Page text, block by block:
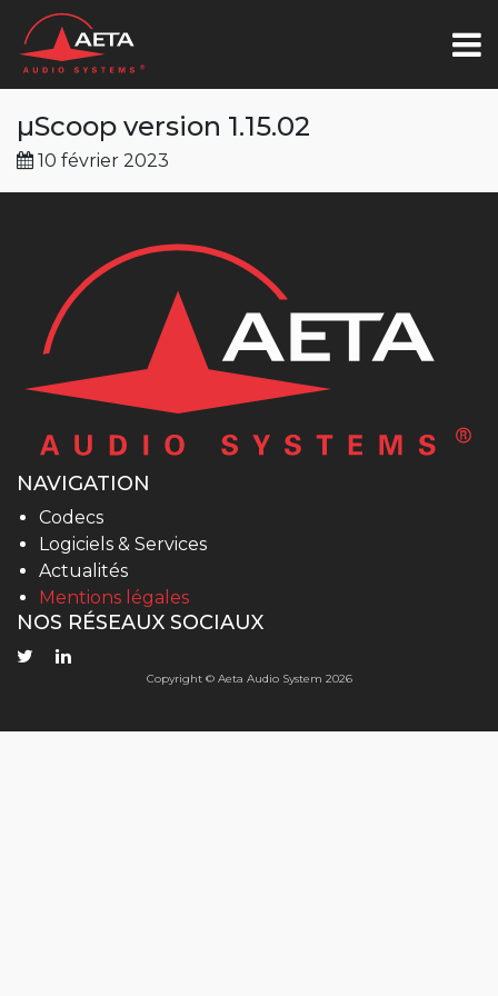
µScoop version 1.15.02
10 février 2023
NAVIGATION
Codecs
Logiciels & Services
Actualités
Mentions légales
NOS RÉSEAUX SOCIAUX
Copyright © Aeta Audio System 2026